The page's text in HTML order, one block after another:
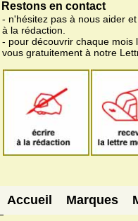
Restons en contact
- n'hésitez pas à nous aider
à la rédaction.
- pour découvrir chaque mois
vous gratuitement à notre
Accueil Marques